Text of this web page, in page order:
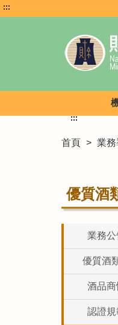
:::
首頁 > 業務
:::
優質酒
業務
優質酒
酒品
認證